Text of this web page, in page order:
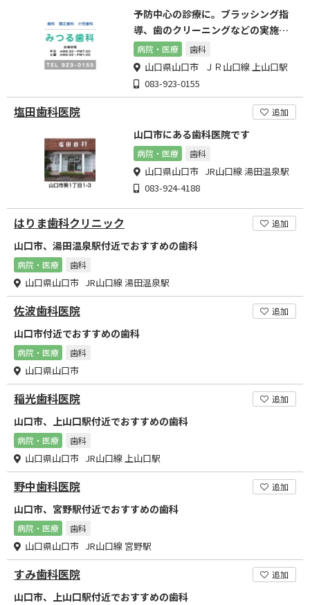
予防中心の診療に。ブラッシング指
導、歯のクリーニングなどの実施を
しております
病院・医療 歯科
山口県山口市 ＪＲ山口線 上山口駅
083-923-0155
塩田歯科医院 追加
山口市にある歯科医院です
病院・医療 歯科
山口県山口市 JR山口線 湯田温泉駅
083-924-4188
はりま歯科クリニック 追加
山口市、湯田温泉駅付近でおすすめの歯科
病院・医療 歯科
山口県山口市 JR山口線 湯田温泉駅
佐波歯科医院 追加
山口市付近でおすすめの歯科
病院・医療 歯科
山口県山口市
稲光歯科医院 追加
山口市、上山口駅付近でおすすめの歯科
病院・医療 歯科
山口県山口市 JR山口線 上山口駅
野中歯科医院 追加
山口市、宮野駅付近でおすすめの歯科
病院・医療 歯科
山口県山口市 JR山口線 宮野駅
すみ歯科医院 追加
山口市、上山口駅付近でおすすめの歯科